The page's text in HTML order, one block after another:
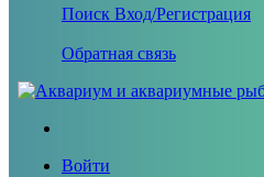
Поиск Вход/Регистрация
Обратная связь
Войти